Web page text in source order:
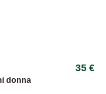
35 €
donna